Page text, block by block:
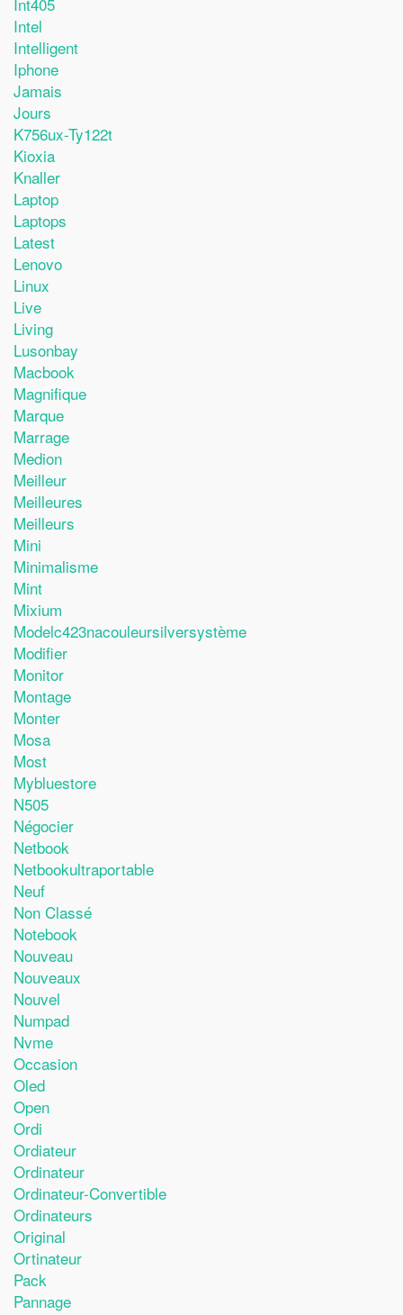
Intel
Intelligent
Iphone
Jamais
Jours
K756ux-Ty122t
Kioxia
Knaller
Laptop
Laptops
Latest
Lenovo
Linux
Live
Living
Lusonbay
Macbook
Magnifique
Marque
Marrage
Medion
Meilleur
Meilleures
Meilleurs
Mini
Minimalisme
Mint
Mixium
Modelc423nacouleursilversystème
Modifier
Monitor
Montage
Monter
Mosa
Most
Mybluestore
N505
Négocier
Netbook
Netbookultraportable
Neuf
Non Classé
Notebook
Nouveau
Nouveaux
Nouvel
Numpad
Nvme
Occasion
Oled
Open
Ordi
Ordiateur
Ordinateur
Ordinateur-Convertible
Ordinateurs
Original
Ortinateur
Pack
Pannage